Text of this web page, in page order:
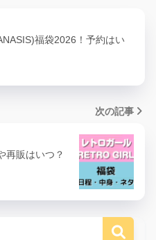
福袋2026！予約はい
次の記事
再販はいつ？